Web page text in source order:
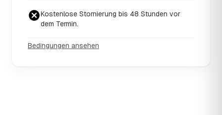
Kostenlose Stornierung bis 48 Stunden vor
dem Termin.
Bedingungen ansehen